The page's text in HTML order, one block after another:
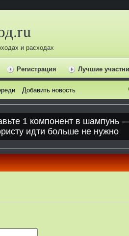
и расходах
Регистрация Лучшие
Добавить новость